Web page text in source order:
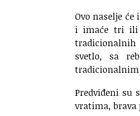
Ovo naselje će
i imaće tri ili
svetlo, sa
tradicionalnim
Predviđeni su
vratima, brava